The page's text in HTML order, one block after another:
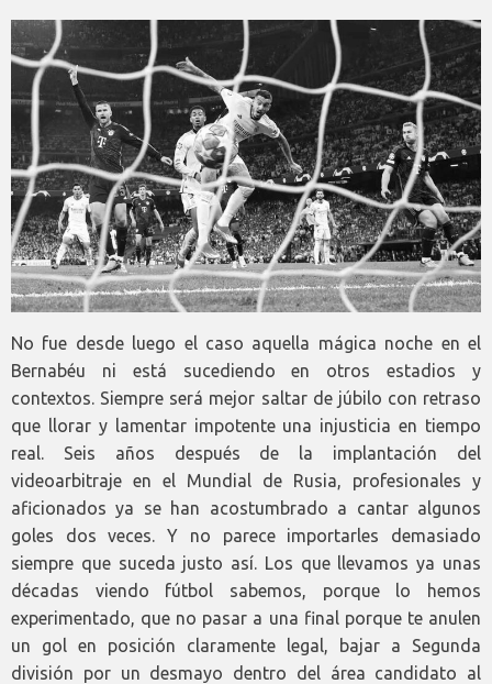
No fue desde luego el caso aquella mágica noche en el
Bernabéu ni está sucediendo en otros estadios y
contextos. Siempre será mejor saltar de júbilo con retraso
que llorar y lamentar impotente una injusticia en tiempo
real. Seis años después de la implantación del
videoarbitraje en el Mundial de Rusia, profesionales y
aficionados ya se han acostumbrado a cantar algunos
goles dos veces. Y no parece importarles demasiado
siempre que suceda justo así. Los que llevamos ya unas
décadas viendo fútbol sabemos, porque lo hemos
experimentado, que no pasar a una final porque te anulen
un gol en posición claramente legal, bajar a Segunda
división por un desmayo dentro del área candidato al